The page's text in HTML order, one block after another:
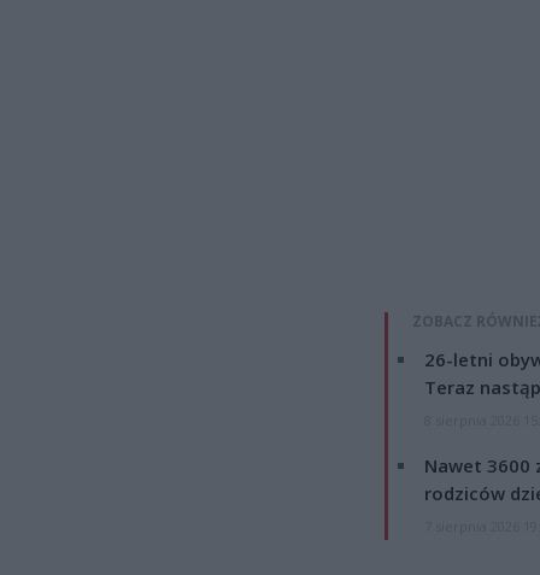
ZOBACZ
26-letni
Teraz
Nawet 3600
rodziców